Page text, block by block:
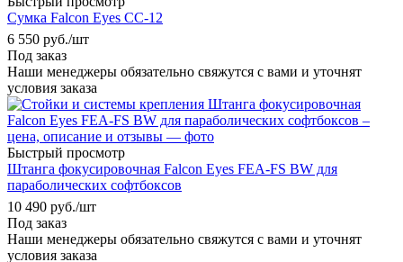
Сумка Falcon Eyes СС-12
6 550 руб./шт
Под заказ
Наши менеджеры обязательно свяжутся с вами и уточнят
условия заказа
Быстрый просмотр
Штанга фокусировочная Falcon Eyes FEA-FS BW для
параболических софтбоксов
10 490 руб./шт
Под заказ
Наши менеджеры обязательно свяжутся с вами и уточнят
условия заказа